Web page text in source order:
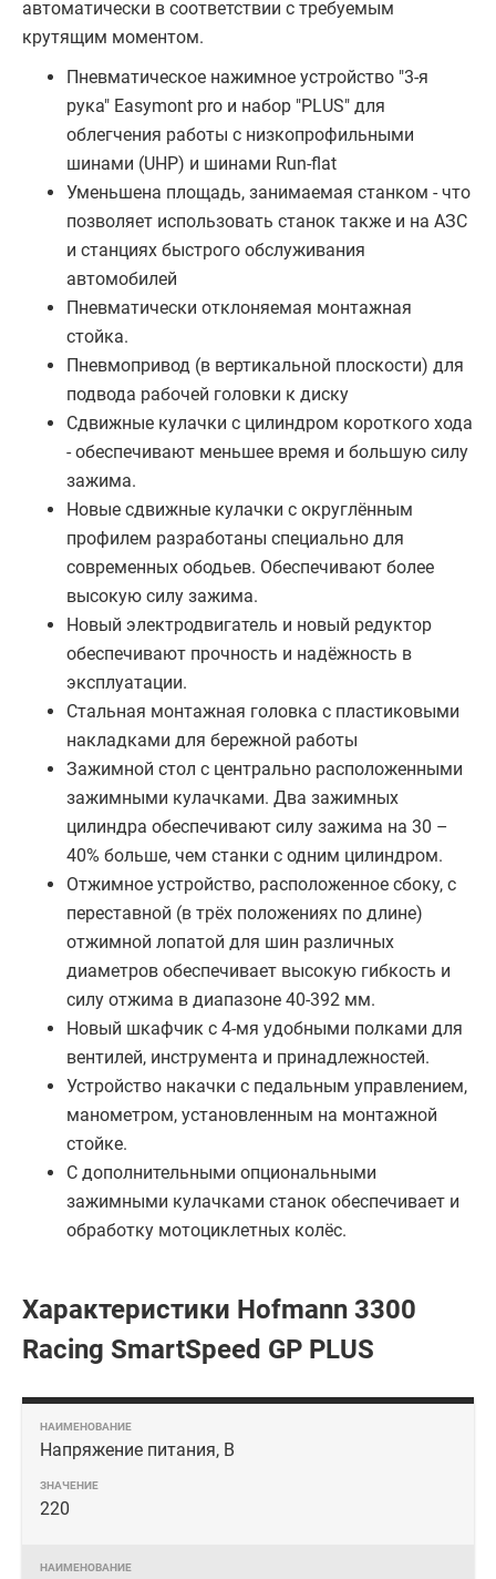
автоматически в соответствии с требуемым
крутящим моментом.
Пневматическое нажимное устройство "3-я
рука" Easymont pro и набор "PLUS" для
облегчения работы с низкопрофильными
шинами (UHP) и шинами Run-flat
Уменьшена площадь, занимаемая станком - что
позволяет использовать станок также и на АЗС
и станциях быстрого обслуживания
автомобилей
Пневматически отклоняемая монтажная
стойка.
Пневмопривод (в вертикальной плоскости) для
подвода рабочей головки к диску
Сдвижные кулачки с цилиндром короткого хода
- обеспечивают меньшее время и большую силу
зажима.
Новые сдвижные кулачки с округлённым
профилем разработаны специально для
современных ободьев. Обеспечивают более
высокую силу зажима.
Новый электродвигатель и новый редуктор
обеспечивают прочность и надёжность в
эксплуатации.
Стальная монтажная головка с пластиковыми
накладками для бережной работы
Зажимной стол с центрально расположенными
зажимными кулачками. Два зажимных
цилиндра обеспечивают силу зажима на 30 –
40% больше, чем станки с одним цилиндром.
Отжимное устройство, расположенное сбоку, с
переставной (в трёх положениях по длине)
отжимной лопатой для шин различных
диаметров обеспечивает высокую гибкость и
силу отжима в диапазоне 40-392 мм.
Новый шкафчик с 4-мя удобными полками для
вентилей, инструмента и принадлежностей.
Устройство накачки с педальным управлением,
манометром, установленным на монтажной
стойке.
С дополнительными опциональными
зажимными кулачками станок обеспечивает и
обработку мотоциклетных колёс.
Характеристики Hofmann 3300
Racing SmartSpeed GP PLUS
Напряжение питания, В
220